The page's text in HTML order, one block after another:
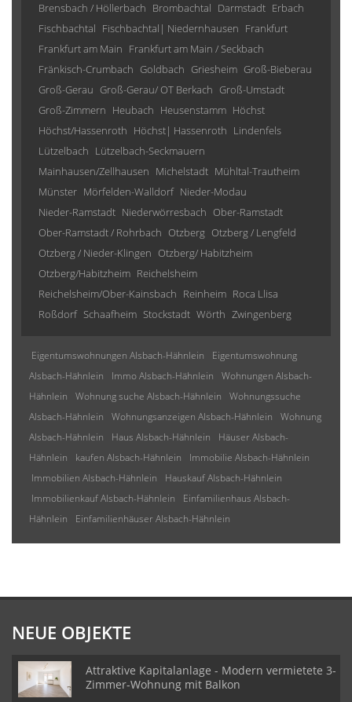
Brensbach / Höllerbach Brombachtal Darmstadt Erbach
Fischbachtal Fischbachtal| Niedernhausen Frankfurt
Frankfurt am Main Frankfurt am Main / Seckbach
Fränkisch-Crumbach Goldbach Griesheim Groß-Bieberau
Groß-Gerau Groß-Gerau/ OT Berkach Groß-Umstadt
Groß-Zimmern Heubach Heusenstamm Höchst
Höchst/Hassenroth Höchst| Hassenroth Lindenfels
Lützelbach Lützelbach-Seckmauern
Mainhausen/Zellhausen Michelstadt Mühltal-Trautheim
Münster Mörfelden-Walldorf Nieder-Modau
Nieder-Ramstadt Niederwörresbach Ober-Ramstadt
Ober-Ramstadt / Rohrbach Otzberg Otzberg / Lengfeld
Otzberg / Nieder-Klingen Otzberg/ Habitzheim
Otzberg/Habitzheim Reichelsheim
Reichelsheim/Ober-Kainsbach Reinheim Roca Llisa
Roßdorf Schaafheim Stockstadt Wörth Zwingenberg
Eigentumswohnungen Alsbach-Hähnlein
Eigentumswohnung
Alsbach-Hähnlein
Immo Alsbach-Hähnlein
Wohnungen Alsbach-
Hähnlein
Wohnung suche Alsbach-Hähnlein
Wohnungssuche
Alsbach-Hähnlein
Wohnungsanzeigen Alsbach-Hähnlein
Wohnung
Alsbach-Hähnlein
Haus Alsbach-Hähnlein
Häuser Alsbach-
Hähnlein
kaufen Alsbach-Hähnlein
Immobilie Alsbach-Hähnlein
Immobilien Alsbach-Hähnlein
Hauskauf Alsbach-Hähnlein
Immobilienkauf Alsbach-Hähnlein
Einfamilienhaus Alsbach-
Hähnlein
Einfamilienhäuser Alsbach-Hähnlein
NEUE OBJEKTE
Attraktive Kapitalanlage - Modern vermietete 3-
Zimmer-Wohnung mit Balkon